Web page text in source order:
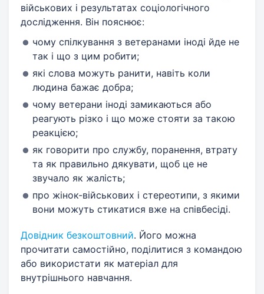
військових і результатах соціологічного
дослідження. Він пояснює:
чому спілкування з ветеранами іноді йде не
так і що з цим робити;
які слова можуть ранити, навіть коли
людина бажає добра;
чому ветерани іноді замикаються або
реагують різко і що може стояти за такою
реакцією;
як говорити про службу, поранення, втрату
та як правильно дякувати, щоб це не
звучало як жалість;
про жінок-військових і стереотипи, з якими
вони можуть стикатися вже на співбесіді.
Довідник безкоштовний. Його можна
прочитати самостійно, поділитися з командою
або використати як матеріал для
внутрішнього навчання.